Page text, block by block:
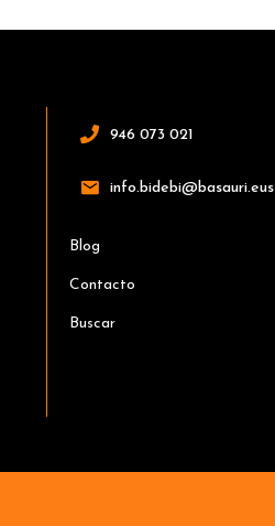
946 073 021
info.bidebi@basauri.eus
Blog
Contacto
Buscar